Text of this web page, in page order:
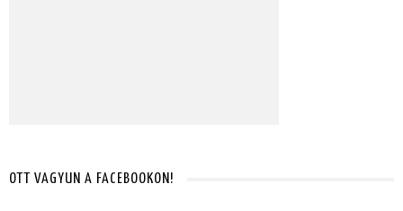
OTT VAGYUN A FACEBOOKON!